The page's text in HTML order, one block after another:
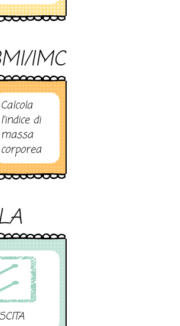
IMC
Calcola
l’indice di
massa
corporea